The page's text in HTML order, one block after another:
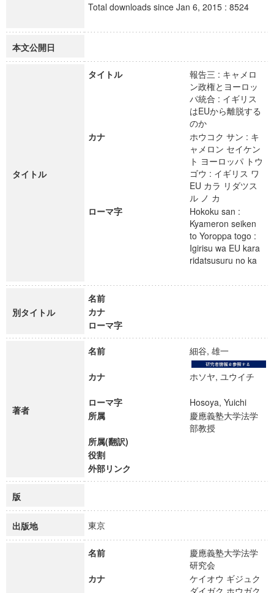
Total downloads since Jan 6, 2015 : 8524
本文公開日
タイトル
タイトル
報告三 : キャメロ
ン政権とヨーロッ
パ統合 : イギリス
はEUから離脱する
のか
カナ
ホウコク サン : キ
ャメロン セイケン
ト ヨーロッパ トウ
ゴウ : イギリス ワ
EU カラ リダツス
ル ノ カ
ローマ字
Hokoku san :
Kyameron seiken
to Yoroppa togo :
Igirisu wa EU kara
ridatsusuru no ka
別タイトル
名前
カナ
ローマ字
著者
名前 細谷, 雄一
カナ ホソヤ, ユウイチ
ローマ字
Hosoya, Yuichi
所属
慶應義塾大学法学
部教授
所属(翻訳)
役割
外部リンク
版
出版地 東京
名前
慶應義塾大学法学
研究会
カナ
ケイオウ ギジュク
ダイガク ホウガク